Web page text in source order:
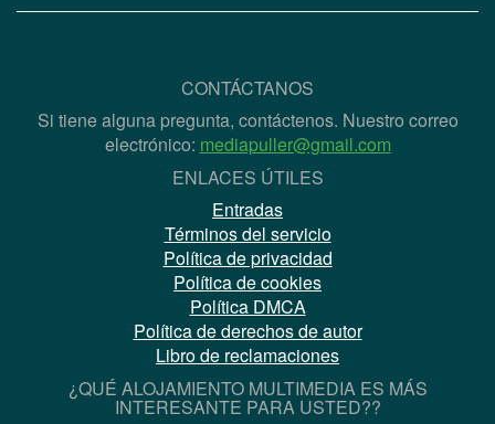
CONTÁCTANOS
Si tiene alguna pregunta, contáctenos. Nuestro correo
electrónico: mediapuller@gmail.com
ENLACES ÚTILES
Entradas
Términos del servicio
Política de privacidad
Política de cookies
Política DMCA
Política de derechos de autor
Libro de reclamaciones
¿QUÉ ALOJAMIENTO MULTIMEDIA ES MÁS
INTERESANTE PARA USTED??